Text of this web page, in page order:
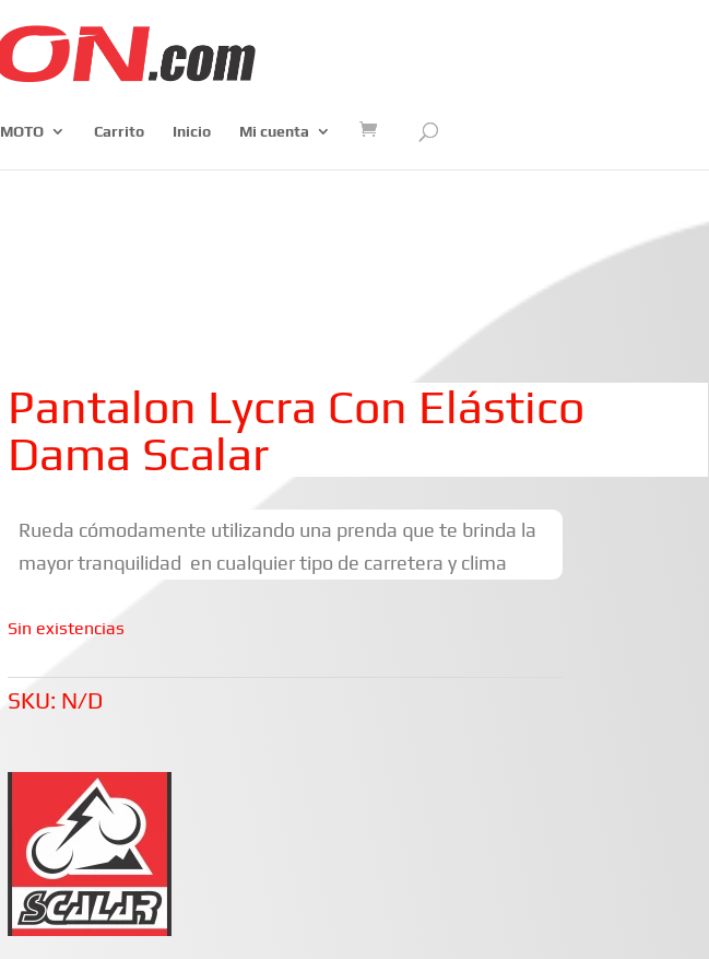
MOTO Carrito Inicio Mi cuenta
Pantalon Lycra Con Elástico
Dama Scalar
Rueda cómodamente utilizando una prenda que te brinda la
mayor tranquilidad en cualquier tipo de carretera y clima
Sin existencias
SKU: N/D